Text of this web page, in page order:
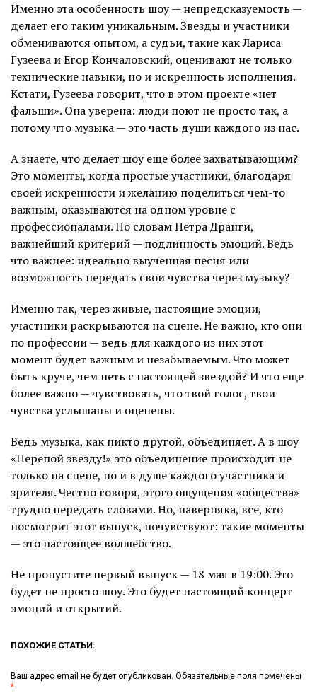
Именно эта особенность шоу — непредсказуемость —
делает его таким уникальным. Звезды и участники
обмениваются опытом, а судьи, такие как Лариса
Гузеева и Егор Кончаловский, оценивают не только
технические навыки, но и искренность исполнения.
Кстати, Гузеева говорит, что в этом проекте «нет
фальши». Она уверена: люди поют не просто так, а
потому что музыка — это часть души каждого из нас.
А знаете, что делает шоу еще более захватывающим?
Это моменты, когда простые участники, благодаря
своей искренности и желанию поделиться чем-то
важным, оказываются на одном уровне с
профессионалами. По словам Петра Дранги,
важнейший критерий — подлинность эмоций. Ведь
что важнее: идеально выученная песня или
возможность передать свои чувства через музыку?
Именно так, через живые, настоящие эмоции,
участники раскрываются на сцене. Не важно, кто они
по профессии — ведь для каждого из них этот
момент будет важным и незабываемым. Что может
быть круче, чем петь с настоящей звездой? И что еще
более важно — чувствовать, что твой голос, твои
чувства услышаны и оценены.
Ведь музыка, как никто другой, объединяет. А в шоу
«Перепой звезду!» это объединение происходит не
только на сцене, но и в душе каждого участника и
зрителя. Честно говоря, этого ощущения «общества»
трудно передать словами. Но, наверняка, все, кто
посмотрит этот выпуск, почувствуют: такие моменты
— это настоящее волшебство.
Не пропустите первый выпуск — 18 мая в 19:00. Это
будет не просто шоу. Это будет настоящий концерт
эмоций и открытий.
ПОХОЖИЕ СТАТЬИ:
Ваш адрес email не будет опубликован. Обязательные поля помечены
*